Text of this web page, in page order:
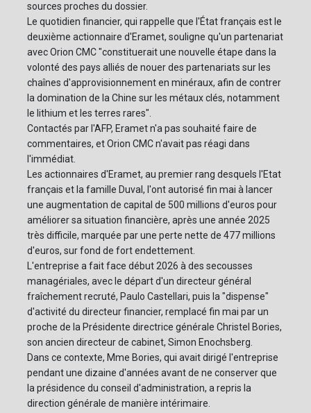
sources proches du dossier.
Le quotidien financier, qui rappelle que l'État français est le
deuxième actionnaire d'Eramet, souligne qu'un partenariat
avec Orion CMC "constituerait une nouvelle étape dans la
volonté des pays alliés de nouer des partenariats sur les
chaînes d'approvisionnement en minéraux, afin de contrer
la domination de la Chine sur les métaux clés, notamment
le lithium et les terres rares".
Contactés par l'AFP, Eramet n'a pas souhaité faire de
commentaires, et Orion CMC n'avait pas réagi dans
l'immédiat.
Les actionnaires d'Eramet, au premier rang desquels l'Etat
français et la famille Duval, l'ont autorisé fin mai à lancer
une augmentation de capital de 500 millions d'euros pour
améliorer sa situation financière, après une année 2025
très difficile, marquée par une perte nette de 477 millions
d'euros, sur fond de fort endettement.
L'entreprise a fait face début 2026 à des secousses
managériales, avec le départ d'un directeur général
fraîchement recruté, Paulo Castellari, puis la "dispense"
d'activité du directeur financier, remplacé fin mai par un
proche de la Présidente directrice générale Christel Bories,
son ancien directeur de cabinet, Simon Enochsberg.
Dans ce contexte, Mme Bories, qui avait dirigé l'entreprise
pendant une dizaine d'années avant de ne conserver que
la présidence du conseil d'administration, a repris la
direction générale de manière intérimaire.